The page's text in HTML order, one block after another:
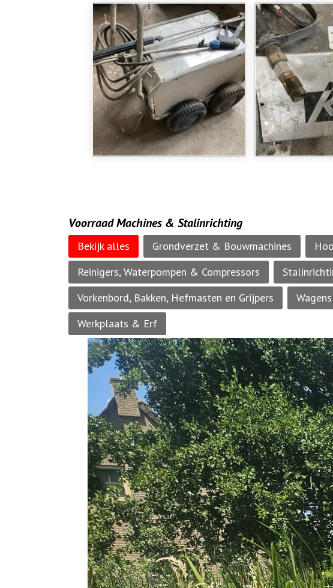
Voorraad Machines & Stalinrichting
Bekijk alles Grondverzet & Bouwmachines
Reinigers, Waterpompen & Compressors
Vorkenbord, Bakken, Hefmasten en Grijpers
Werkplaats & Erf